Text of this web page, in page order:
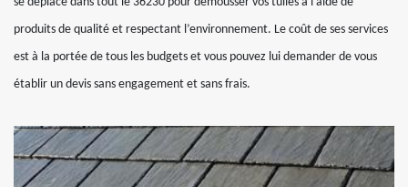
produits de qualité et respectant l’environnement. Le coût de ses services
est à la portée de tous les budgets et vous pouvez lui demander de vous
établir un devis sans engagement et sans frais.